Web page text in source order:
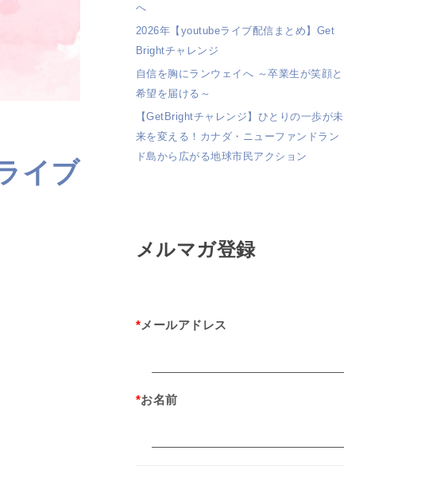
イブ
へ
2026年【youtubeライブ配信まとめ】Get
Brightチャレンジ
自信を胸にランウェイへ ～卒業生が笑顔と
希望を届ける～
【GetBrightチャレンジ】ひとりの一歩が未
来を変える！カナダ・ニューファンドラン
ド島から広がる地球市民アクション
メルマガ登録
*メールアドレス
*お名前